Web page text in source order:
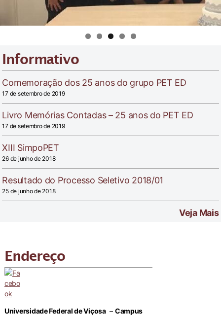
Informativo
Comemoração dos 25 anos do grupo PET ED
17 de setembro de 2019
Livro Memórias Contadas – 25 anos do PET ED
17 de setembro de 2019
XIII SimpoPET
26 de junho de 2018
Resultado do Processo Seletivo 2018/01
25 de junho de 2018
Veja Mais
Endereço
Universidade Federal de Viçosa– Campus